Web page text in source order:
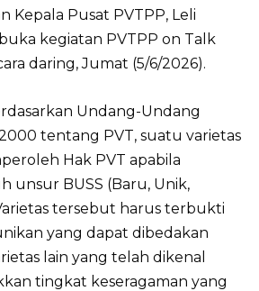
Kepala Pusat PVTPP, Leli
kegiatan PVTPP on Talk
daring, Jumat (5/6/2026).
Undang-Undang
tentang PVT, suatu varietas
Hak PVT apabila
unsur BUSS (Baru, Unik,
tersebut harus terbukti
yang dapat dibedakan
lain yang telah dikenal
tingkat keseragaman yang